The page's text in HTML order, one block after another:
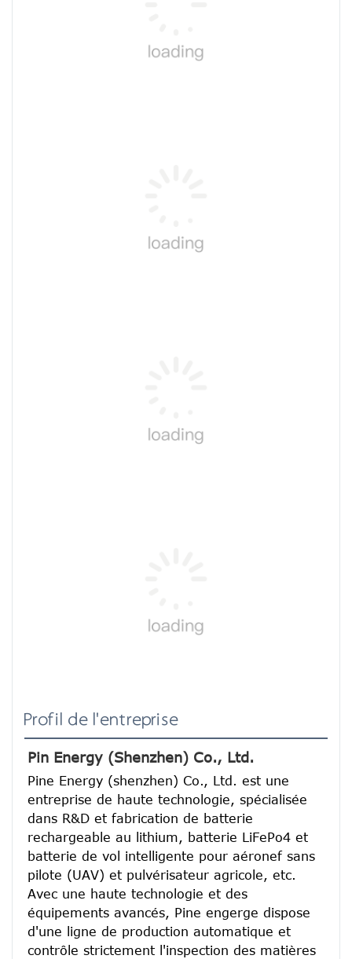
Profil de l'entreprise
Pin Energy (Shenzhen) Co., Ltd.
Pine Energy (shenzhen) Co., Ltd. est une
entreprise de haute technologie, spécialisée
dans R&D et fabrication de batterie
rechargeable au lithium, batterie LiFePo4 et
batterie de vol intelligente pour aéronef sans
pilote (UAV) et pulvérisateur agricole, etc.
Avec une haute technologie et des
équipements avancés, Pine engerge dispose
d'une ligne de production automatique et
contrôle strictement l'inspection des matières